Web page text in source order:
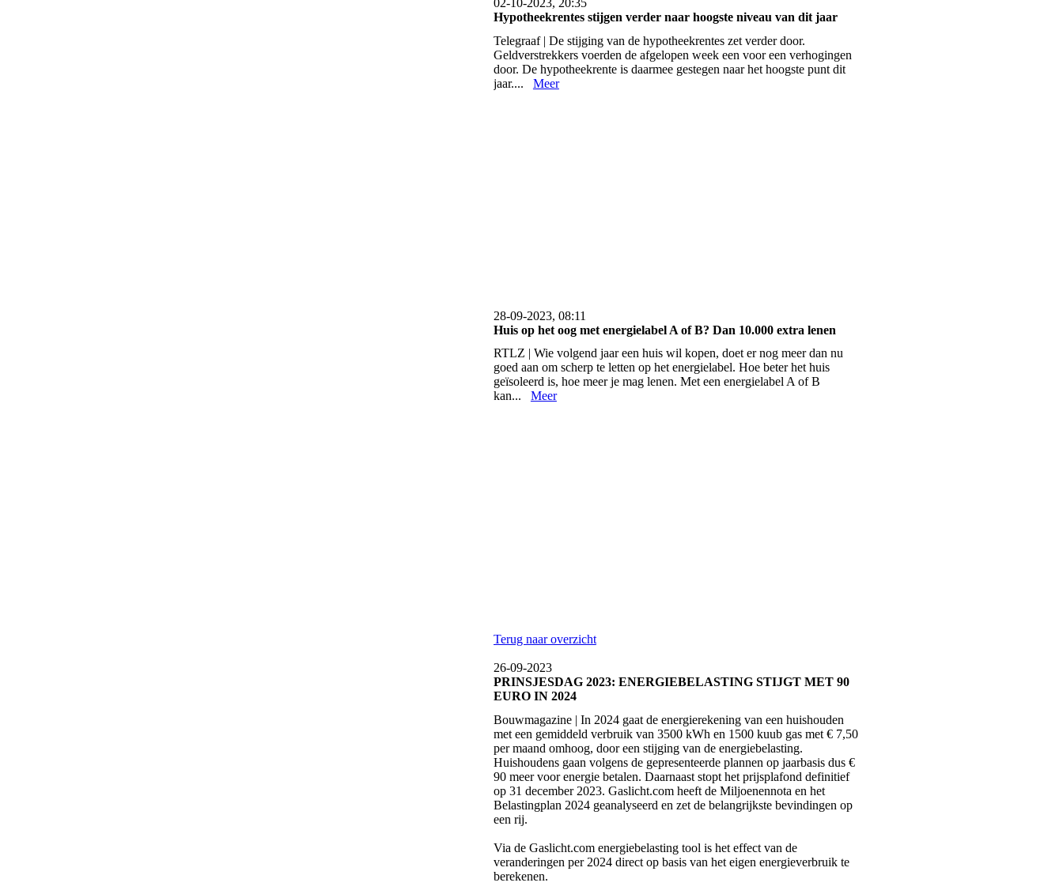
02-10-2023, 20:35
Hypotheekrentes stijgen verder naar hoogste niveau van dit jaar
Telegraaf | De stijging van de hypotheekrentes zet verder door.
Geldverstrekkers voerden de afgelopen week een voor een verhogingen
door. De hypotheekrente is daarmee gestegen naar het hoogste punt dit
jaar.... Meer
28-09-2023, 08:11
Huis op het oog met energielabel A of B? Dan 10.000 extra lenen
RTLZ | Wie volgend jaar een huis wil kopen, doet er nog meer dan nu
goed aan om scherp te letten op het energielabel. Hoe beter het huis
geïsoleerd is, hoe meer je mag lenen. Met een energielabel A of B
kan... Meer
Terug naar overzicht
26-09-2023
PRINSJESDAG 2023: ENERGIEBELASTING STIJGT MET 90
EURO IN 2024
Bouwmagazine | In 2024 gaat de energierekening van een huishouden
met een gemiddeld verbruik van 3500 kWh en 1500 kuub gas met € 7,50
per maand omhoog, door een stijging van de energiebelasting.
Huishoudens gaan volgens de gepresenteerde plannen op jaarbasis dus €
90 meer voor energie betalen. Daarnaast stopt het prijsplafond definitief
op 31 december 2023. Gaslicht.com heeft de Miljoenennota en het
Belastingplan 2024 geanalyseerd en zet de belangrijkste bevindingen op
een rij.
Via de Gaslicht.com energiebelasting tool is het effect van de
veranderingen per 2024 direct op basis van het eigen energieverbruik te
berekenen.